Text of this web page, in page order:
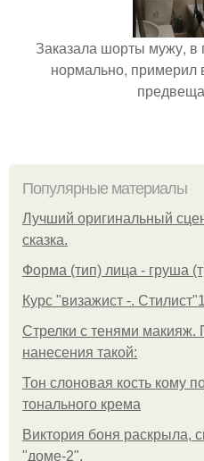
Заказала шорты мужу, в
нормально, примерил
Популярные материалы
Лучший оригинальный
сказка.
Форма (тип) лица - груша
Курс "визажист -.
Стрелки с тенями
нанесения такой:
Тон слоновая кость кому
тонального крема
Виктория боня раскрыла,
"доме-2".